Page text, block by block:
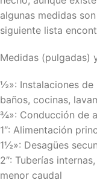
algunas medidas
siguiente lista
Medidas (pulgadas)
½»: Instalaciones de
baños, cocinas,
¾»: Conducción de
1″: Alimentación
1½»: Desagües
2″: Tuberías
menor caudal